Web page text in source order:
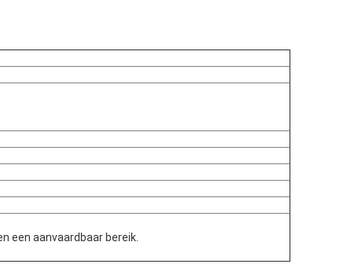
een aanvaardbaar bereik.